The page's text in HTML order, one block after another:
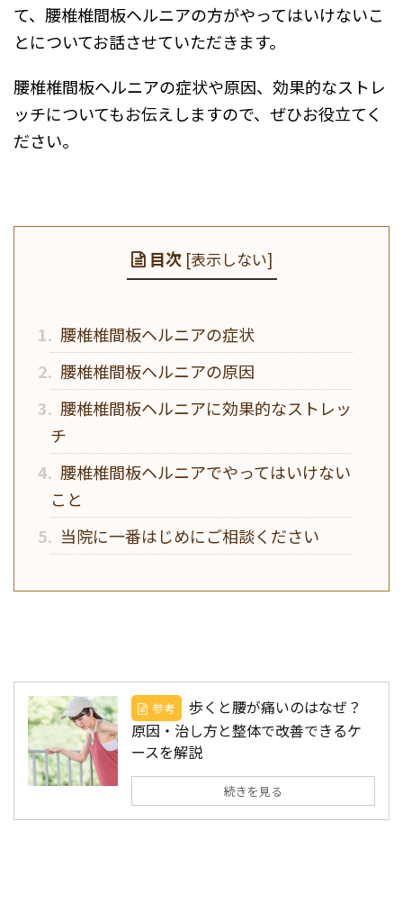
て、腰椎椎間板ヘルニアの方がやってはいけないこ
とについてお話させていただきます。
腰椎椎間板ヘルニアの症状や原因、効果的なストレ
ッチについてもお伝えしますので、ぜひお役立てく
ださい。
目次 [表示しない]
1. 腰椎椎間板ヘルニアの症状
2. 腰椎椎間板ヘルニアの原因
3. 腰椎椎間板ヘルニアに効果的なストレッ
チ
4. 腰椎椎間板ヘルニアでやってはいけない
こと
5. 当院に一番はじめにご相談ください
参考
歩くと腰が痛いのはなぜ？
原因・治し方と整体で改善できるケ
ースを解説
続きを見る